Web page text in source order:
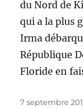
du Nord de
qui a la plus
Irma
République
Floride en
Publié
7 septembre